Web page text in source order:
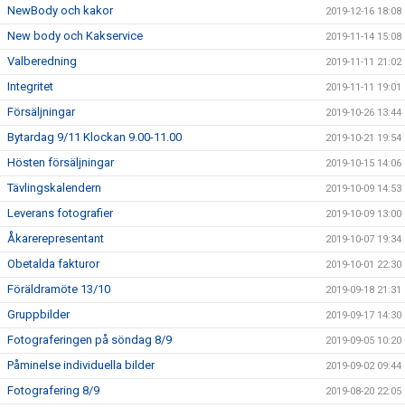
NewBody och kakor 2019-12-16 18:08
New body och Kakservice 2019-11-14 15:08
Valberedning 2019-11-11 21:02
Integritet 2019-11-11 19:01
Försäljningar 2019-10-26 13:44
Bytardag 9/11 Klockan 9.00-11.00 2019-10-21 19:54
Hösten försäljningar 2019-10-15 14:06
Tävlingskalendern 2019-10-09 14:53
Leverans fotografier 2019-10-09 13:00
Åkarerepresentant 2019-10-07 19:34
Obetalda fakturor 2019-10-01 22:30
Föräldramöte 13/10 2019-09-18 21:31
Gruppbilder 2019-09-17 14:30
Fotograferingen på söndag 8/9 2019-09-05 10:20
Påminelse individuella bilder 2019-09-02 09:44
Fotografering 8/9 2019-08-20 22:05